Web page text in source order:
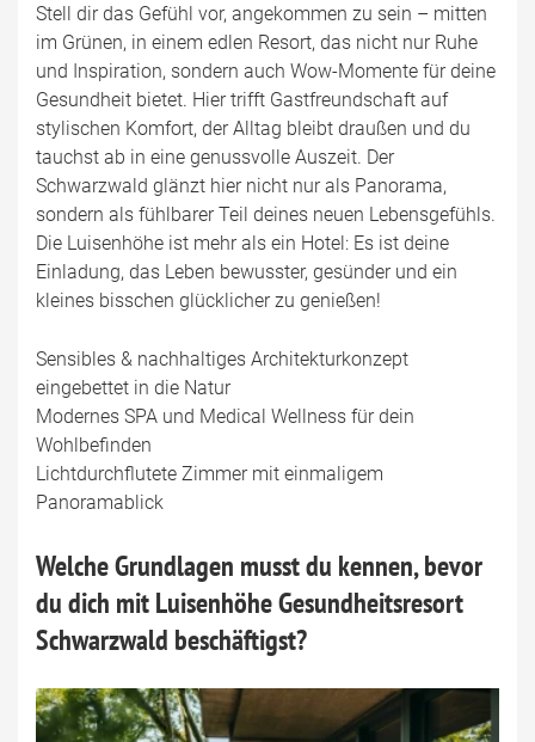
Stell dir das Gefühl vor, angekommen zu sein – mitten
im Grünen, in einem edlen Resort, das nicht nur Ruhe
und Inspiration, sondern auch Wow-Momente für deine
Gesundheit bietet. Hier trifft Gastfreundschaft auf
stylischen Komfort, der Alltag bleibt draußen und du
tauchst ab in eine genussvolle Auszeit. Der
Schwarzwald glänzt hier nicht nur als Panorama,
sondern als fühlbarer Teil deines neuen Lebensgefühls.
Die Luisenhöhe ist mehr als ein Hotel: Es ist deine
Einladung, das Leben bewusster, gesünder und ein
kleines bisschen glücklicher zu genießen!
Sensibles & nachhaltiges Architekturkonzept
eingebettet in die Natur
Modernes SPA und Medical Wellness für dein
Wohlbefinden
Lichtdurchflutete Zimmer mit einmaligem
Panoramablick
Welche Grundlagen musst du kennen, bevor
du dich mit Luisenhöhe Gesundheitsresort
Schwarzwald beschäftigst?